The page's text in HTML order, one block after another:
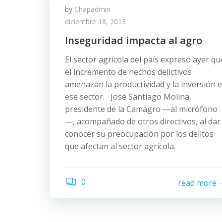
by Chapadmin
diciembre 18, 2013
Inseguridad impacta al agro
El sector agrícola del país expresó ayer
el incremento de hechos delictivos
amenazan la productividad y la inversión
ese sector. José Santiago Molina,
presidente de la Camagro —al micrófono
—, acompañado de otros directivos, al dar
conocer su preocupación por los delitos
que afectan al sector agrícola.
0 read more